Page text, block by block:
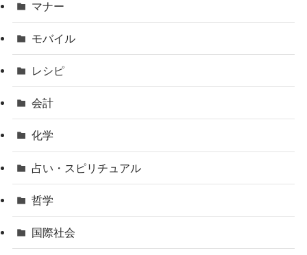
マナー
モバイル
レシピ
会計
化学
占い・スピリチュアル
哲学
国際社会